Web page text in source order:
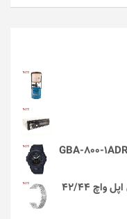
بند طرح Diamond کد i1012 مناسب برای اپل واچ 42/44